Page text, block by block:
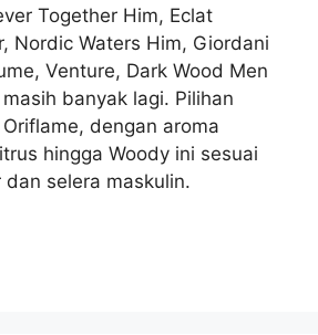
Together Him, Eclat
Nordic Waters Him, Giordani
Venture, Dark Wood Men
banyak lagi. Pilihan
dengan aroma
hingga Woody ini sesuai
selera maskulin.